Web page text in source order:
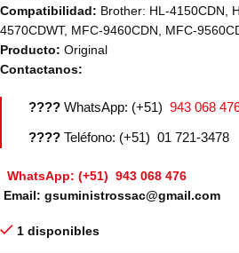
Compatibilidad: Brother: HL-4150CDN,
4570CDWT, MFC-9460CDN, MFC-
Producto: Original
Contactanos:
???? WhatsApp: (+51) 943 068
???? Teléfono: (+51) 01 721-3478
WhatsApp: (+51) 943 068 476
Email: gsuministrossac@gmail.com
1 disponibles